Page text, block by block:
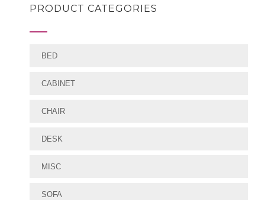
PRODUCT CATEGORIES
BED
CABINET
CHAIR
DESK
MISC
SOFA